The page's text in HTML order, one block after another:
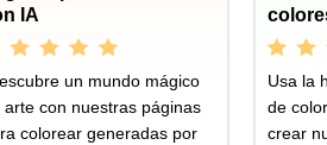
IA
un mundo mágico
arte con nuestras páginas
colorear generadas por
Usa la
de
crear